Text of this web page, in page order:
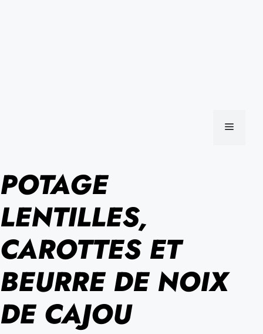
MENU
POTAGE
LENTILLES,
CAROTTES ET
BEURRE DE NOIX
DE CAJOU